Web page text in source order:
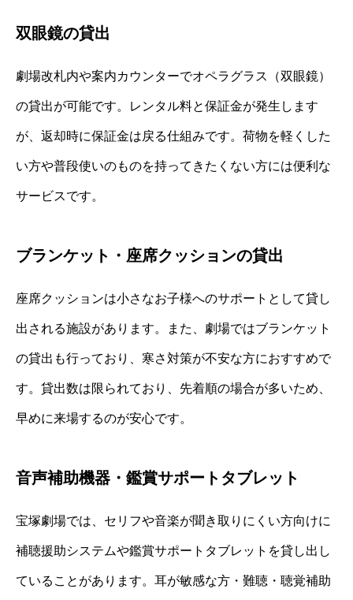
双眼鏡の貸出
劇場改札内や案内カウンターでオペラグラス（双眼鏡）
の貸出が可能です。レンタル料と保証金が発生します
が、返却時に保証金は戻る仕組みです。荷物を軽くした
い方や普段使いのものを持ってきたくない方には便利な
サービスです。
ブランケット・座席クッションの貸出
座席クッションは小さなお子様へのサポートとして貸し
出される施設があります。また、劇場ではブランケット
の貸出も行っており、寒さ対策が不安な方におすすめで
す。貸出数は限られており、先着順の場合が多いため、
早めに来場するのが安心です。
音声補助機器・鑑賞サポートタブレット
宝塚劇場では、セリフや音楽が聞き取りにくい方向けに
補聴援助システムや鑑賞サポートタブレットを貸し出し
ていることがあります。耳が敏感な方・難聴・聴覚補助